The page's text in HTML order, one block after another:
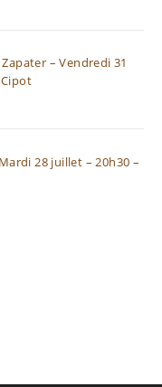
– Vendredi 31
28 juillet – 20h30 –